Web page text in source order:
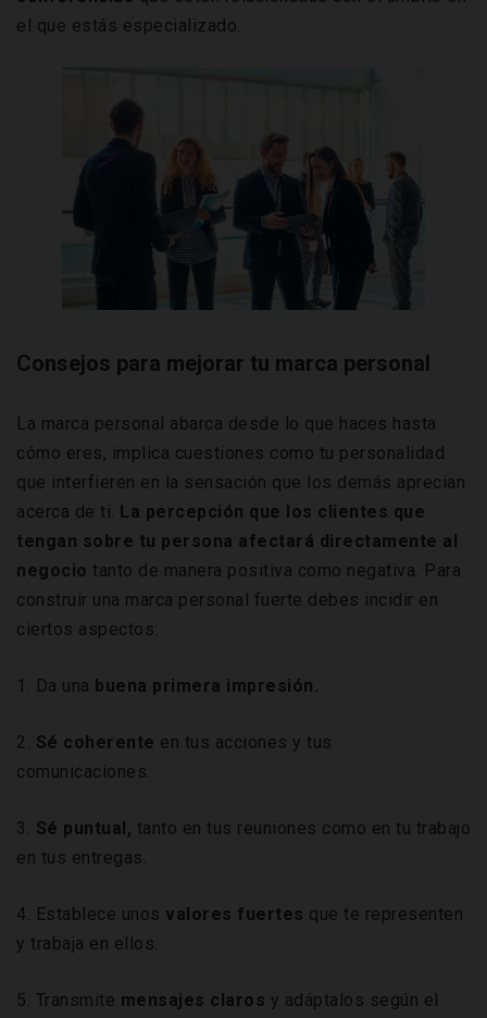
el que estás especializado.
Consejos para mejorar tu marca personal
La marca personal abarca desde lo que haces hasta
cómo eres, implica cuestiones como tu personalidad
que interfieren en la sensación que los demás aprecian
acerca de ti. La percepción que los clientes que
tengan sobre tu persona afectará directamente al
negocio tanto de manera positiva como negativa. Para
construir una marca personal fuerte debes incidir en
ciertos aspectos:
1. Da una buena primera impresión.
2. Sé coherente en tus acciones y tus
comunicaciones.
3. Sé puntual, tanto en tus reuniones como en tu trabajo
en tus entregas.
4. Establece unos valores fuertes que te representen
y trabaja en ellos.
5. Transmite mensajes claros y adáptalos según el